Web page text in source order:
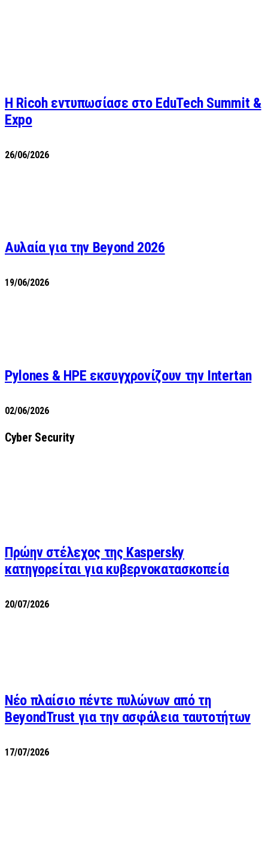
Η Ricoh εντυπωσίασε στο EduTech Summit &
Expo
26/06/2026
Αυλαία για την Beyond 2026
19/06/2026
Pylones & HPE εκσυγχρονίζουν την Intertan
02/06/2026
Cyber Security
Πρώην στέλεχος της Kaspersky
κατηγορείται για κυβερνοκατασκοπεία
20/07/2026
Νέο πλαίσιο πέντε πυλώνων από τη
BeyondTrust για την ασφάλεια ταυτοτήτων
17/07/2026